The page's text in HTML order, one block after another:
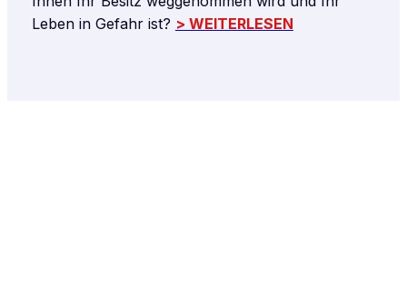
Leben in Gefahr ist? > WEITERLESEN